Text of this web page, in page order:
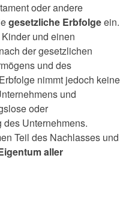
oder andere
gesetzliche Erbfolgeein.
und einen
der gesetzlichen
und des
nimmt jedoch keine
und
oder
Unternehmens.
Teil des Nachlasses und
aller